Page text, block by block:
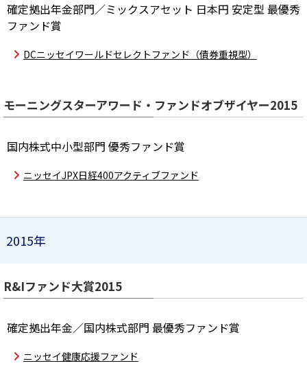
確定拠出年金部門／ミックスアセット 日本円 安定型 最優秀
ファンド賞
DCニッセイワールドセレクトファンド（債券重視型）
モーニングスターアワード・ファンドオブザイヤー2015
国内株式中小型部門 優秀ファンド賞
ニッセイJPX日経400アクティブファンド
2015年
R&Iファンド大賞2015
確定拠出年金／国内株式部門 最優秀ファンド賞
ニッセイ健康応援ファンド